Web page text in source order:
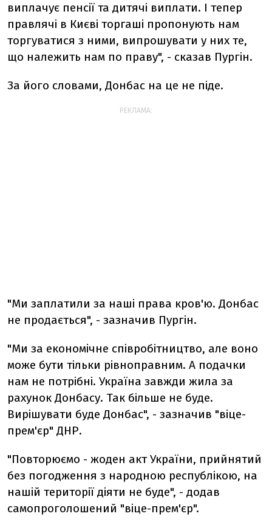
виплачує пенсії та дитячі виплати. І тепер
правлячі в Києві торгаші пропонують нам
торгуватися з ними, випрошувати у них те,
що належить нам по праву", - сказав Пургін.
За його словами, Донбас на це не піде.
РЕКЛАМА:
"Ми заплатили за наші права кров'ю. Донбас
не продається", - зазначив Пургін.
"Ми за економічне співробітництво, але воно
може бути тільки рівноправним. А подачки
нам не потрібні. Україна завжди жила за
рахунок Донбасу. Так більше не буде.
Вирішувати буде Донбас", - зазначив "віце-
прем'єр" ДНР.
"Повторюємо - жоден акт України, прийнятий
без погодження з народною республікою, на
нашій території діяти не буде", - додав
самопроголошений "віце-прем'єр".